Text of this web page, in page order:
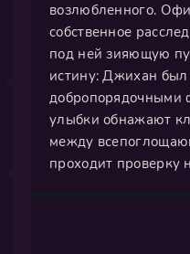
возлюбленного.
собственное
под ней зияющую
истину: Джихан был
добропорядочными
улыбки обнажают
между
проходит проверку